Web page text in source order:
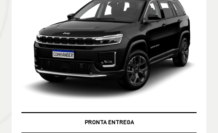
PRONTA ENTREGA